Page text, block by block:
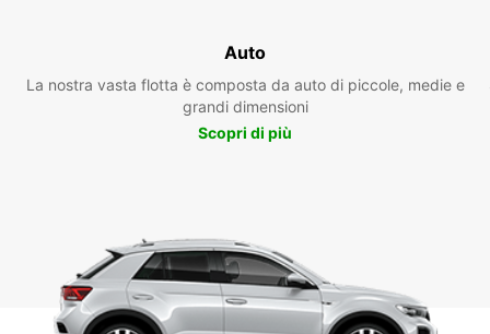
Auto
La nostra vasta flotta è composta da auto di piccole, medie e
grandi dimensioni
Scopri di più